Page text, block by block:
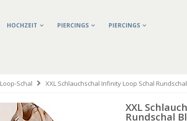
HOCHZEIT PIERCINGS
PIERCINGS
Loop-Schal XXL Schlauchschal Infinity Loop Schal
XXL
Rundschal